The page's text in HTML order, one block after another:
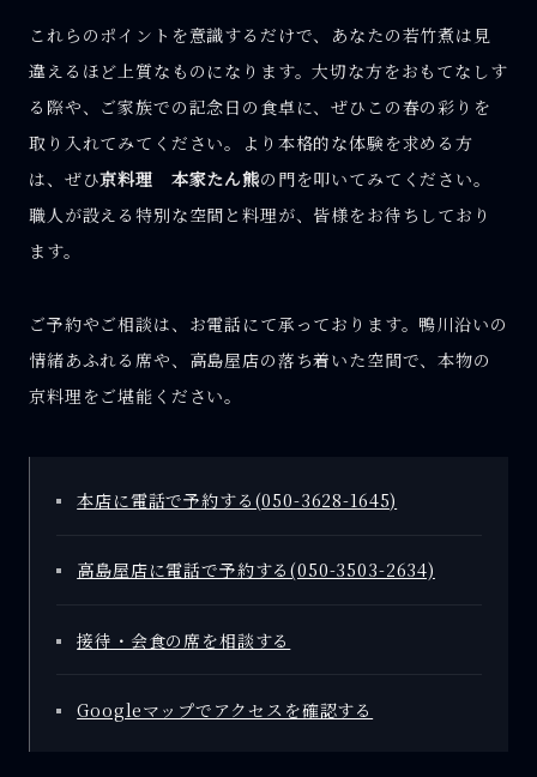
これらのポイントを意識するだけで、あなたの若竹煮は見
違えるほど上質なものになります。大切な方をおもてなしす
る際や、ご家族での記念日の食卓に、ぜひこの春の彩りを
取り入れてみてください。より本格的な体験を求める方
は、ぜひ京料理 本家たん熊の門を叩いてみてください。
職人が設える特別な空間と料理が、皆様をお待ちしており
ます。
ご予約やご相談は、お電話にて承っております。鴨川沿いの
情緒あふれる席や、高島屋店の落ち着いた空間で、本物の
京料理をご堪能ください。
本店に電話で予約する(050-3628-1645)
高島屋店に電話で予約する(050-3503-2634)
接待・会食の席を相談する
Googleマップでアクセスを確認する